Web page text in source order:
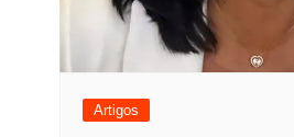
Artigos